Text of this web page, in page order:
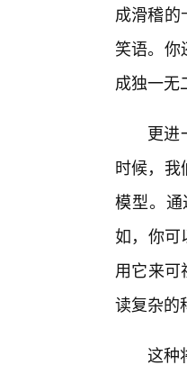
成滑稽的
笑语。你
成独一无
更进
时候，我
模型。
如，你可
用它来可
读复杂的
这种